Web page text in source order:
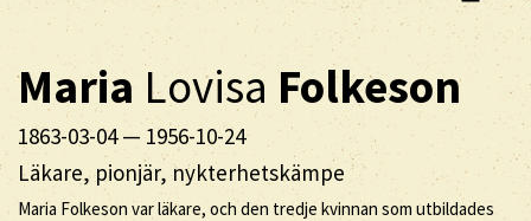
Maria Lovisa Folkeson
1863-03-04— 1956-10-24
Läkare, pionjär, nykterhetskämpe
Maria Folkeson var läkare, och den tredje kvinnan som utbildades